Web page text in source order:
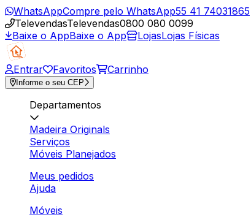
WhatsAppCompre pelo WhatsApp55 41 74031865
TelevendasTelevendas0800 080 0099
Baixe o AppBaixe o App LojasLojas Físicas
Entrar Favoritos Carrinho
Informe o seu CEP
Departamentos
Madeira Originals
Serviços
Móveis Planejados
Meus pedidos
Ajuda
Móveis